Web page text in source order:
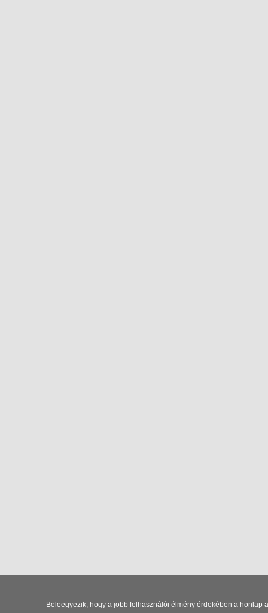
Beleegyezik, hogy a jobb felhasználói élmény érdekében a